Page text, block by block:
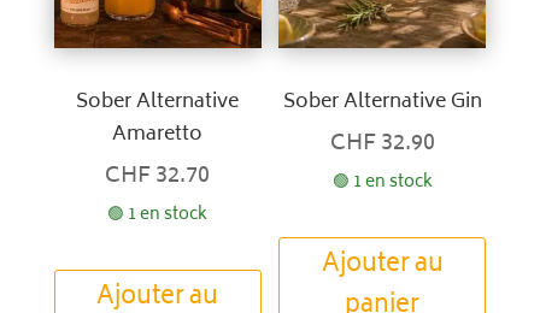
Sober Alternative
Amaretto
CHF32.70
🟢 1 en stock
Ajouter au
Sober Alternative Gin
CHF32.90
🟢 1 en stock
Ajouter au